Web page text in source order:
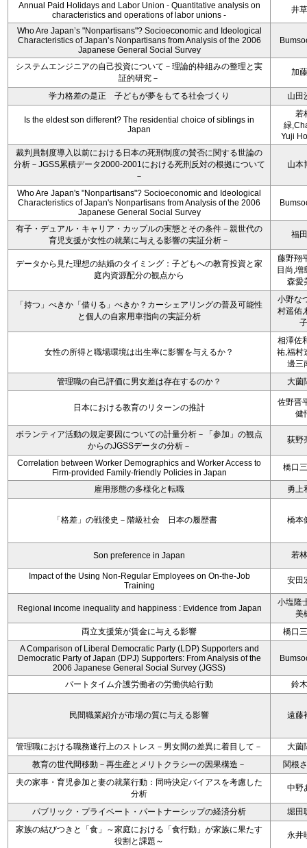
Annual Paid Holidays and Labor Union - Quantitative analysis on
characteristics and operations of labor unions -
井
Who Are Japan’s "Nonpartisans"? Socioeconomic and Ideological
Characteristics of Japan’s Nonpartisans from Analysis of the 2006
Japanese General Social Survey
システムエンジニアの自己投資について－理論的枠組みの整理と実
証的研究－
加
学力格差の是正 子どもが夢をもてる社会づくり 山田
Is the eldest son different? The residential choice of siblings in
Japan
若
緑
Yuji
裁判員制度導入以前における日本の死刑制度の賛否に関する世論の
分析－JGSS累積データ2000-2001における死刑反対の根拠について
－
山本
Who Are Japan's "Nonpartisans"? Socioeconomic and Ideological
Characteristics of Japan's Nonpartisans from Analysis of the 2006
Japanese General Social Survey
有子・デュアル・キャリア・カップルの実態とその条件－親世代の
育児支援が女性の就業に与える影響の実証分析－
福
データから見た理想の結婚のタイミング：子どもへの教育投資と家
庭内資源配分の観点から
藤野翔
目尚,増
森愛
「持つ」べきか「借りる」べきか？カーシェアリングの普及可能性
と個人の自家用車指向の実証分析
小野な
村遥佑,
子
女性の所得と職場環境は出生率に影響を与えるか？
相澤佐
祐,福村
邊三
管理職の自己評価に男女差は存在するのか？
大薗
日本における教育のリターンの推計
佐野晋
健
ボランティア活動の規定要因についての計量分析－「参加」の観点
からのJGSSデータの分析－
荻野
Correlation between Worker Demographics and Worker Access to
Firm-provided Family-friendly Policies in Japan
橋口
雇用形態の多様化と転職 勇上
「格差」の戦後史－階級社会 日本の履歴書 橋本
Son preference in Japan 若
Impact of the Using Non-Regular Employees on On-the-Job
Training
安田
Regional income inequality and happiness : Evidence from Japan
小塩隆
美
両立支援策が賃金に与える影響
橋口
A Comparison of Liberal Democratic Party (LDP) Supporters and
Democratic Party of Japan (DPJ) Supporters: From Analysis of the
2006 Japanese General Social Survey (JGSS)
パートタイム介護労働者の労働供給行動 鈴
民間職業紹介が市場の質に与える影響 遠藤
管理職における職務遂行上のストレス－男女間の差異に着目して－
大薗
教育の世代間移動－再生産とメリトクラシーの因果構造－
関根
夫の家事・育児参加と妻の就業行動：同時決定バイアスを考慮した
分析
中野
パブリック・プライベート・パートナーシップの経済分析
堀田
家族の結びつきと「食」～家庭における「食行動」が家族に果たす
役割と課題～
永井